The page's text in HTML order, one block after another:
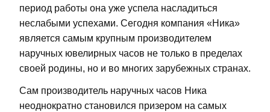
период работы она уже успела насладиться
неслабыми успехами. Сегодня компания «Ника»
является самым крупным производителем
наручных ювелирных часов не только в пределах
своей родины, но и во многих зарубежных странах.
Сам производитель наручных часов Ника
неоднократно становился призером на самых